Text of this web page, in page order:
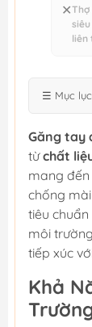
✕Thợ
liên
☰ Mục lục
Găng tay
từchất
mang đến
chống
tiêu chuẩn
môi
tiếp xúc
Khả